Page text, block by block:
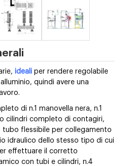
ideali per rendere regolabile
quindi avere una
di n.1 manovella nera, n.1
cilindri completo di contagiri,
flessibile per collegamento
idraulico dello stesso tipo di cui
effettuare il corretto
con tubi e cilindri, n.4